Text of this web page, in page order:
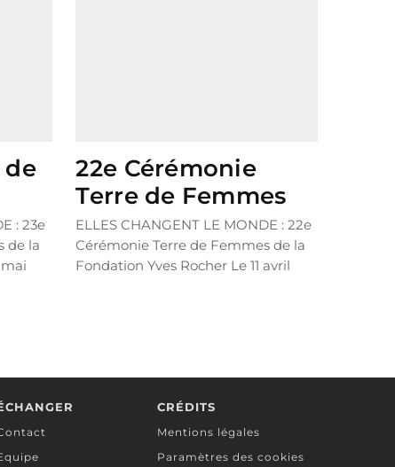
de
: 23e
de la
22e Cérémonie
Terre de Femmes
ELLES CHANGENT LE MONDE : 22e
Cérémonie Terre de Femmes de la
Fondation Yves Rocher Le 11 avril
CRÉDITS
Mentions légales
Paramètres des cookies